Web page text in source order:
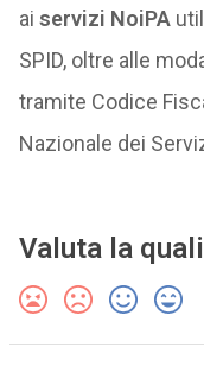
ai servizi NoiPA
SPID, oltre alle
tramite Codice
Nazionale dei
Valuta la